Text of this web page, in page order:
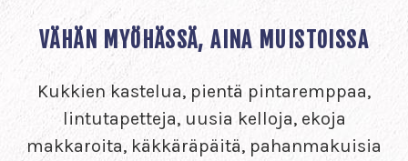
VÄHÄN MYÖHÄSSÄ, AINA MUISTOISSA
Kukkien kastelua, pientä pintaremppaa,
lintutapetteja, uusia kelloja, ekoja
makkaroita, käkkäräpäitä, pahanmakuisia